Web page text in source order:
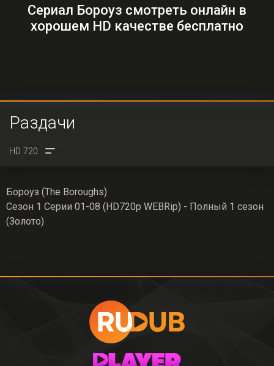
Сериал Бороуз смотреть онлайн в
хорошем HD качестве бесплатно
Раздачи
Бороуз (The Boroughs)
Сезон 1 Серии 01-08 (HD720p WEBRip) - Полный 1 сезон
(Золото)